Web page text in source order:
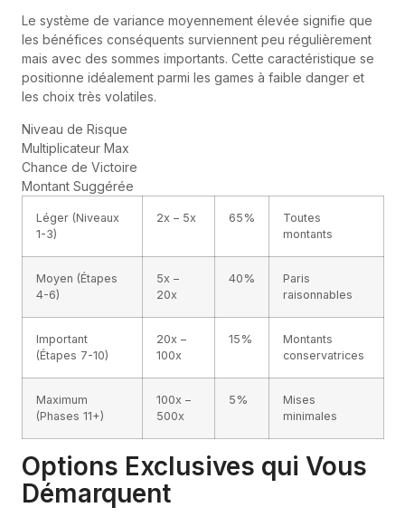
Le système de variance moyennement élevée signifie que
les bénéfices conséquents surviennent peu régulièrement
mais avec des sommes importants. Cette caractéristique se
positionne idéalement parmi les games à faible danger et
les choix très volatiles.
Niveau de Risque
Multiplicateur Max
Chance de Victoire
Montant Suggérée
Léger (Niveaux
1-3)
2x – 5x 65%
Toutes
montants
Moyen (Étapes
4-6)
5x –
20x
40%
Paris
raisonnables
Important
(Étapes 7-10)
20x –
100x
15%
Montants
conservatrices
Maximum
(Phases 11+)
100x –
500x
5%
Mises
minimales
Options Exclusives qui Vous
Démarquent